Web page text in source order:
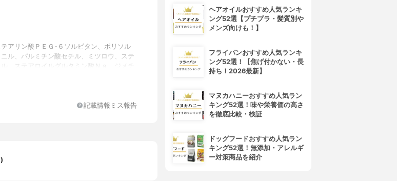
アリン酸ＰＥＧ-６ソルビタン、ポリソル
ル、パルミチン酸セチル、ミツロウ、ステ
、ステアロイルグルタミン酸Ｎａ、ジメチ
実油、香料、ＥＤＴＡ-２Ｎａ、フェノキ
記載情報ミス報告
ヘアオイルおすすめ人気ランキ
ング52選【プチプラ・髪質別や
メンズ向けも！】
フライパンおすすめ人気ランキ
ング52選！【焦げ付かない・長
持ち！2026最新】
マヌカハニーおすすめ人気ラン
キング52選！味や栄養価の高さ
を徹底比較・検証
ドッグフードおすすめ人気ラン
キング52選！無添加・アレルギ
ー対策商品を紹介